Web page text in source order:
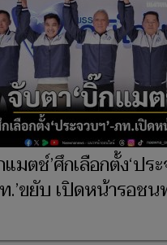
มตช์’ศึกเลือกตั้ง‘ปร
.’ขยับ เปิดหน้ารอช